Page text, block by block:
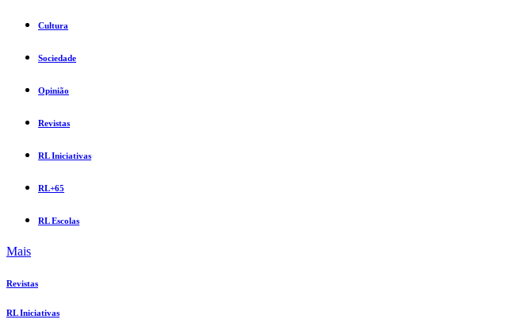
Cultura
Sociedade
Opinião
Revistas
RL Iniciativas
RL+65
RL Escolas
Mais
Revistas
RL Iniciativas